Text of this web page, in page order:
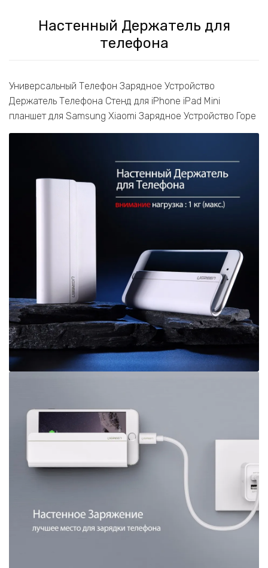
Настенный Держатель для
телефона
Универсальный Телефон Зарядное Устройство
Держатель Телефона Стенд для iPhone iPad Mini
планшет для Samsung Xiaomi Зарядное Устройство Горе